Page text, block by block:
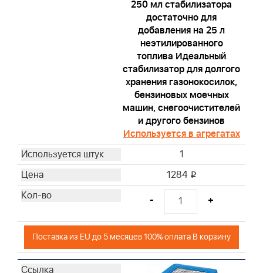
250 мл стабилизатора
достаточно для
добавления на 25 л
неэтилированного
топлива Идеальный
стабилизатор для долгого
хранения газонокосилок,
бензиновых моечных
машин, снегоочистителей
и другого бензинов
Используется в агрегатах
1
1284 i
- +
Поставка из EU до 5 месяцев 100% оплата В корзину